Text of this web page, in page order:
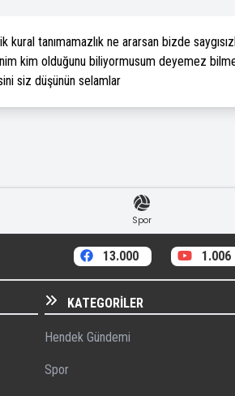
tanımamazlık ne ararsan bizde
kim olduğunu biliyormusum deyemez
siz düşünün selamlar
Spor
13.000 1.006
KATEGORILER
Hendek Gündemi
Spor